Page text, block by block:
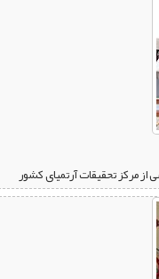
مرکز تحقیقات آرتمیای کشور